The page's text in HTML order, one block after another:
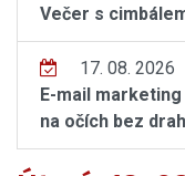
Večer s
17. 08. 2026
E-mail
na očích bez